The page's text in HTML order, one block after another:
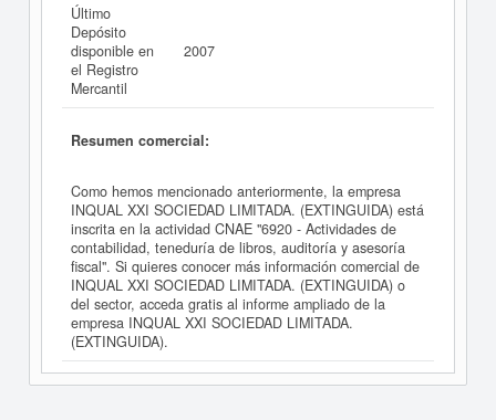
Último
Depósito
disponible en
el Registro
Mercantil
2007
Resumen comercial:
Como hemos mencionado anteriormente, la empresa
INQUAL XXI SOCIEDAD LIMITADA. (EXTINGUIDA) está
inscrita en la actividad CNAE "6920 - Actividades de
contabilidad, teneduría de libros, auditoría y asesoría
fiscal". Si quieres conocer más información comercial de
INQUAL XXI SOCIEDAD LIMITADA. (EXTINGUIDA) o
del sector, acceda gratis al informe ampliado de la
empresa INQUAL XXI SOCIEDAD LIMITADA.
(EXTINGUIDA).